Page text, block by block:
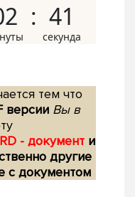
40
тем что
версии Вы в
- документ и
другие
с документом